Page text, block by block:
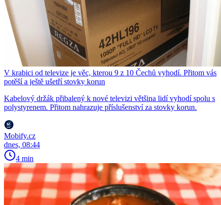
V krabici od televize je věc, kterou 9 z 10 Čechů vyhodí. Přitom vás
potěší a ještě ušetří stovky korun
Kabelový držák přibalený k nové televizi většina lidí vyhodí spolu s
polystyrenem. Přitom nahrazuje příslušenství za stovky korun.
Mobify.cz
dnes, 08:44
4 min